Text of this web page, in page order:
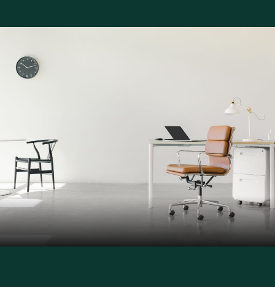
техническую поддержку
Суды
Абонентская поддержка